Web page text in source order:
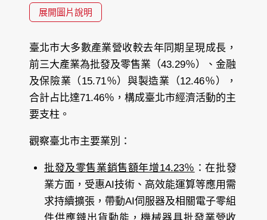
展開圖片說明
臺北市大多數產業營收較去年同期呈現成長，
前三大產業為批發及零售業（43.29％）、金融
及保險業（15.71％）與製造業（12.46％），
合計占比達71.46％，構成臺北市經濟活動的主
要支柱。
觀察臺北市主要業別：
批發及零售業銷售額年增14.23％ ：在批發
業方面，受惠AI技術、高效能運算等應用需
求持續擴張，帶動AI伺服器及相關電子零組
件供應鏈出貨動能，機械器具批發業營收